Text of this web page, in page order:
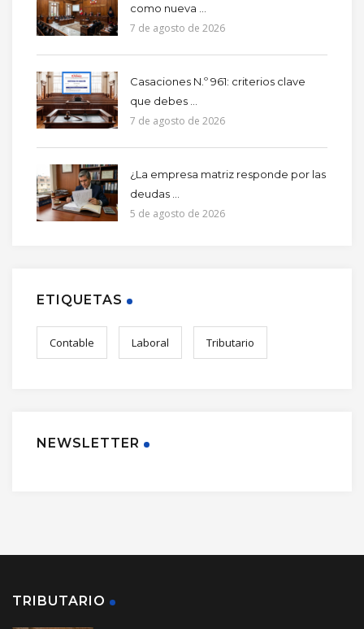
como nueva ...
7 de agosto de 2026
Casaciones N.º 961: criterios clave
que debes ...
7 de agosto de 2026
¿La empresa matriz responde por las
deudas ...
5 de agosto de 2026
ETIQUETAS
Contable Laboral Tributario
NEWSLETTER
TRIBUTARIO